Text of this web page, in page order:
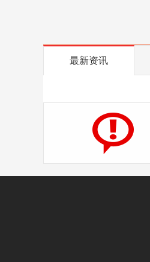
最新资讯